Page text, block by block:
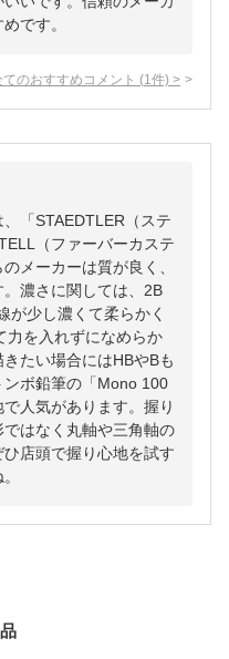
です。
てのおすすめコメント (1 件) >
「STAEDTLER（ステ
（ファーバーカステ
メーカーは質が良く、
濃さに関しては、2B
が少し濃くて柔らかく
力を入れずになめらか
たい場合にはHBやBも
ボ鉛筆の「Mono 100
人気があります。握り
はなく丸軸や三角軸の
店頭で握り心地を試す